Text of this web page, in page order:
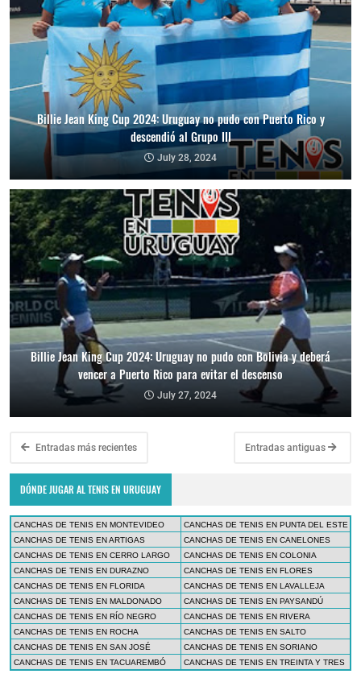
Billie Jean King Cup 2024: Uruguay no pudo con Puerto Rico y
descendió al Grupo III
July 28, 2024
Billie Jean King Cup 2024: Uruguay no pudo con Bolivia y deberá
vencer a Puerto Rico para evitar el descenso
July 27, 2024
Entradas más recientes Entradas antiguas
DÓNDE JUGAR AL TENIS EN URUGUAY
CANCHAS DE TENIS EN MONTEVIDEO
CANCHAS DE TENIS EN PUNTA DEL ESTE
CANCHAS DE TENIS EN ARTIGAS
CANCHAS DE TENIS EN CANELONES
CANCHAS DE TENIS EN CERRO LARGO
CANCHAS DE TENIS EN COLONIA
CANCHAS DE TENIS EN DURAZNO
CANCHAS DE TENIS EN FLORES
CANCHAS DE TENIS EN FLORIDA
CANCHAS DE TENIS EN LAVALLEJA
CANCHAS DE TENIS EN MALDONADO
CANCHAS DE TENIS EN PAYSANDÚ
CANCHAS DE TENIS EN RÍO NEGRO
CANCHAS DE TENIS EN RIVERA
CANCHAS DE TENIS EN ROCHA
CANCHAS DE TENIS EN SALTO
CANCHAS DE TENIS EN SAN JOSÉ
CANCHAS DE TENIS EN SORIANO
CANCHAS DE TENIS EN TACUAREMBÓ
CANCHAS DE TENIS EN TREINTA Y TRES